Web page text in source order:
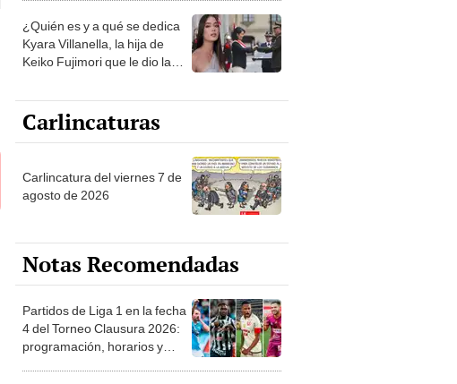
¿Quién es y a qué se dedica
Kyara Villanella, la hija de
Keiko Fujimori que le dio la
Carlincaturas
Carlincatura del viernes 7 de
agosto de 2026
Notas Recomendadas
Partidos de Liga 1 en la fecha
4 del Torneo Clausura 2026:
programación, horarios y